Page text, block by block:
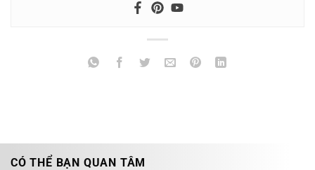
CÓ THỂ BẠN QUAN TÂM